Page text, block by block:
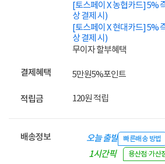
[토스페이 X 농협카드] 5%
상 결제 시)
[토스페이 X 현대카드] 5%
상 결제 시)
무이자 할부혜택
결제혜택 5만원5%포인트
적립금 120원 적립
배송정보 오늘 출발 빠른배송 방법
1시간픽
용산점·가산